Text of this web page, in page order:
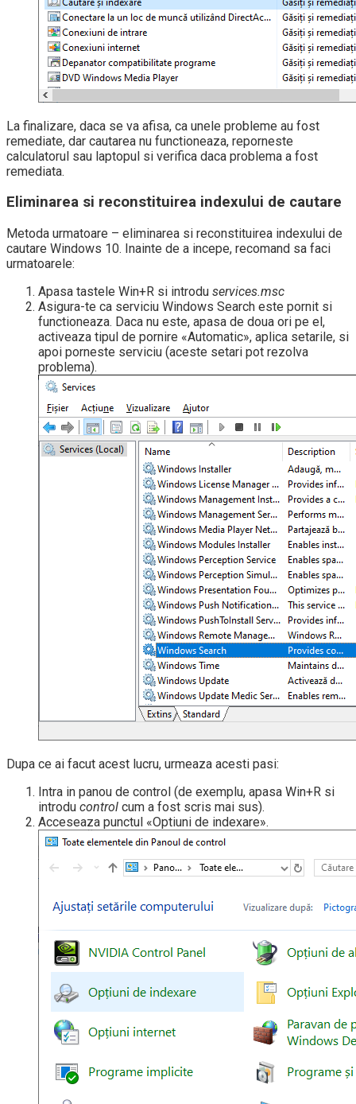
La finalizare, daca se va afisa, ca unele probleme au fost
remediate, dar cautarea nu functioneaza, reporneste
calculatorul sau laptopul si verifica daca problema a fost
remediata.
Eliminarea si reconstituirea indexului de cautare
Metoda urmatoare – eliminarea si reconstituirea indexului de
cautare Windows 10. Inainte de a incepe, recomand sa faci
urmatoarele:
Apasa tastele Win+R si introdu services.msc
Asigura-te ca serviciu Windows Search este pornit si
functioneaza. Daca nu este, apasa de doua ori pe el,
activeaza tipul de pornire «Automatic», aplica setarile, si
apoi porneste serviciu (aceste setari pot rezolva
problema).
Dupa ce ai facut acest lucru, urmeaza acesti pasi:
Intra in panou de control (de exemplu, apasa Win+R si
introdu control cum a fost scris mai sus).
Acceseaza punctul «Optiuni de indexare».